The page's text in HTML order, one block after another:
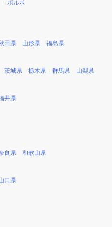
ボルボ
田県 山形県 福島県
茨城県 栃木県 群馬県 山梨県
井県
良県 和歌山県
口県